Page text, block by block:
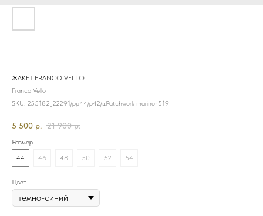
ЖАКЕТ FRANCO VELLO
Franco Vello
SKU: 255182_22291/рр44/р42/цPatchwork marino-519
5 500 р. 21 900 р.
Размер
44
46 48 50 52 54
Цвет